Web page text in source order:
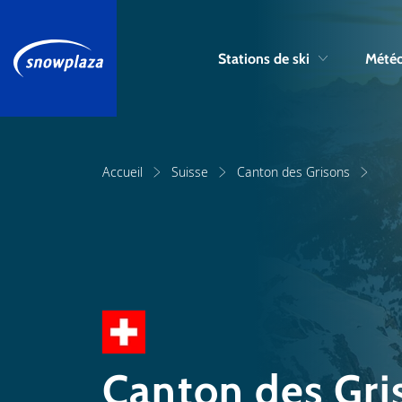
Stations de ski
Accueil Suisse Canton des Grisons
Canton des